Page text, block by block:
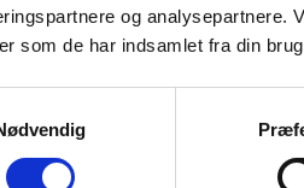
og analysepartnere.
som de har indsamlet fra din